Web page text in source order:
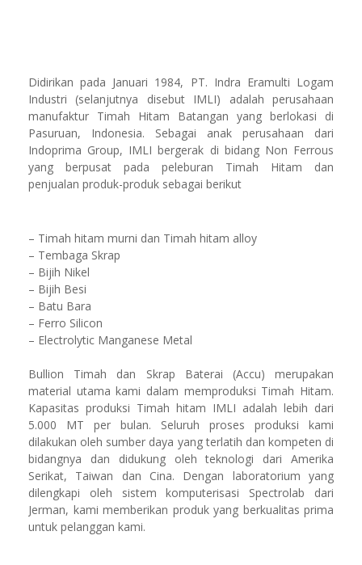
Didirikan pada Januari 1984, PT. Indra Eramulti Logam
Industri (selanjutnya disebut IMLI) adalah perusahaan
manufaktur Timah Hitam Batangan yang berlokasi di
Pasuruan, Indonesia. Sebagai anak perusahaan dari
Indoprima Group, IMLI bergerak di bidang Non Ferrous
yang berpusat pada peleburan Timah Hitam dan
penjualan produk-produk sebagai berikut
– Timah hitam murni dan Timah hitam alloy
– Tembaga Skrap
– Bijih Nikel
– Bijih Besi
– Batu Bara
– Ferro Silicon
– Electrolytic Manganese Metal
Bullion Timah dan Skrap Baterai (Accu) merupakan
material utama kami dalam memproduksi Timah Hitam.
Kapasitas produksi Timah hitam IMLI adalah lebih dari
5.000 MT per bulan. Seluruh proses produksi kami
dilakukan oleh sumber daya yang terlatih dan kompeten di
bidangnya dan didukung oleh teknologi dari Amerika
Serikat, Taiwan dan Cina. Dengan laboratorium yang
dilengkapi oleh sistem komputerisasi Spectrolab dari
Jerman, kami memberikan produk yang berkualitas prima
untuk pelanggan kami.